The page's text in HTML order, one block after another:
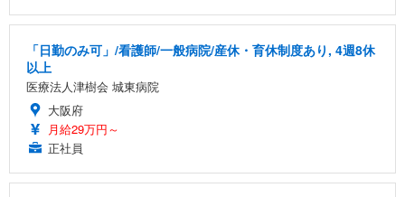
「日勤のみ可」/看護師/一般病院/産休・育休制度あり, 4週8休
以上
医療法人津樹会 城東病院
大阪府
月給29万円～
正社員